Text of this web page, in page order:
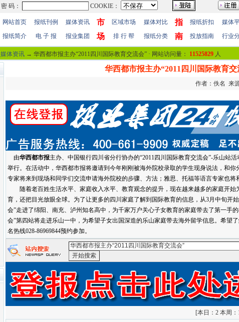
网站首页 报纸刊例 媒体资讯
市
场
区域市场 媒体对比
指
南
报纸折扣
媒体
报纸简介
电 子 报 报业集团 排 行 帮 报纸分类 投放指南 行业
媒体资讯 → 华西都市报主办“2011四川国际教育交流会” · 网站访问量： 11525829 人
华西都市报主办“2011四川国际教育交
作者：佚名 来
由华西都市报主办、中国银行四川省分行协办的“2011四川国际教育交流会”-乐山站
举行。在活动中，华西都市报将邀请到今年刚刚被海外院校录取的学生现身说法，和
专家将来到现场和同学们交流申请海外院校的步骤、方法；雅思、托福等语言专家也将
随着老百姓生活水平、家庭收入水平、教育观念的提升，现在越来越多的家庭开始
育，还把目光放眼全球。为了让更多的四川家庭了解到国际教育的信息，从3月中旬开
会”走进了绵阳、南充、泸州知名高中，为千家万户关心子女教育的家庭带去了第一手
会”第四站将走进乐山一中，为希望子女出国深造的乐山家庭带去海外留学信息。希望
名热线028-86969844预约参加。
[本日：2 本周